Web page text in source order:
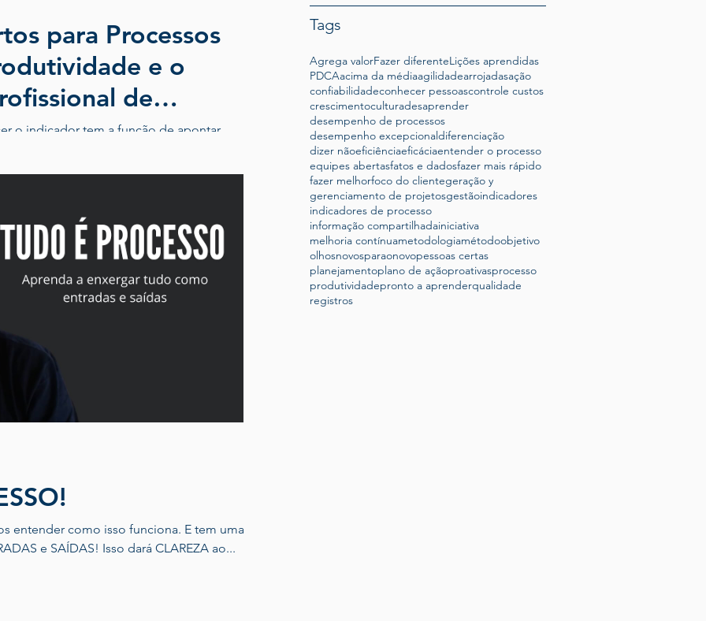
Tags
Agrega valorFazer diferenteLições aprendidas
PDCAacima da médiaagilidadearrojadasação
confiabilidadeconhecer pessoascontrole custos
crescimentoculturadesaprender
desempenho de processos
desempenho excepcionaldiferenciação
dizer nãoeficiênciaeficáciaentender o processo
equipes abertasfatos e dadosfazer mais rápido
fazer melhorfoco do clientegeração y
gerenciamento de projetosgestãoindicadores
indicadores de processo
informação compartilhadainiciativa
melhoria contínuametodologiamétodoobjetivo
olhosnovosparaonovopessoas certas
planejamentoplano de açãoproativasprocesso
produtividadepronto a aprenderqualidade
registros
para Processos
e o
de
o indicador tem a função de apontar
como isso funciona. E tem uma
forma simples: dominar as ENTRADAS e SAÍDAS! Isso dará CLAREZA ao...